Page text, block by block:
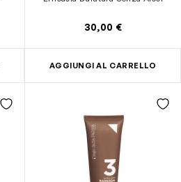
30,00 €
AGGIUNGI AL CARRELLO